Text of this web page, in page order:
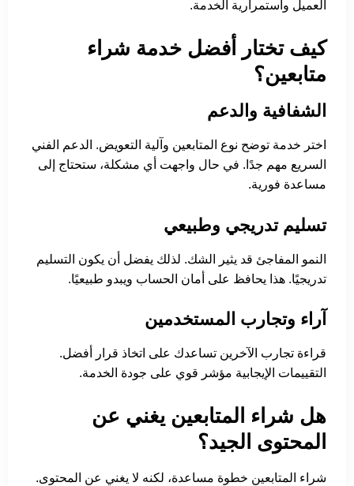
العميل واستمرارية الخدمة.
كيف تختار أفضل خدمة شراء
متابعين؟
الشفافية والدعم
اختر خدمة توضح نوع المتابعين وآلية التعويض. الدعم الفني
السريع مهم جدًا. في حال واجهت أي مشكلة، ستحتاج إلى
مساعدة فورية.
تسليم تدريجي وطبيعي
النمو المفاجئ قد يثير الشك. لذلك يفضل أن يكون التسليم
تدريجيًا. هذا يحافظ على أمان الحساب ويبدو طبيعيًا.
آراء وتجارب المستخدمين
قراءة تجارب الآخرين تساعدك على اتخاذ قرار أفضل.
التقييمات الإيجابية مؤشر قوي على جودة الخدمة.
هل شراء المتابعين يغني عن
المحتوى الجيد؟
شراء المتابعين خطوة مساعدة، لكنه لا يغني عن المحتوى.